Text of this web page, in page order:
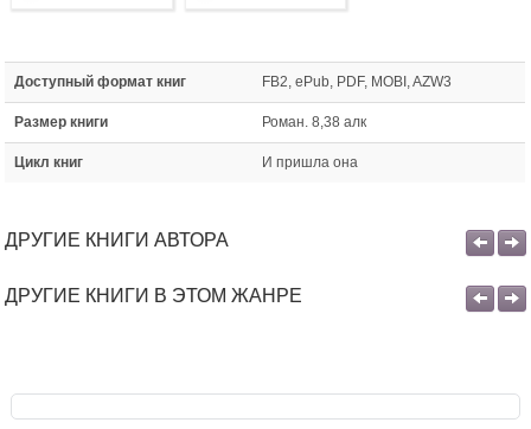
Доступный формат книг FB2, ePub, PDF, MOBI, AZW3
Размер книги Роман. 8,38 алк
Цикл книг И пришла она
ДРУГИЕ КНИГИ АВТОРА
ДРУГИЕ КНИГИ В ЭТОМ ЖАНРЕ